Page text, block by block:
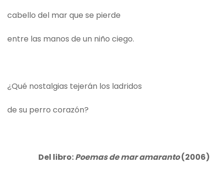
cabello del mar que se pierde
entre las manos de un niño ciego.
¿Qué nostalgias tejerán los ladridos
de su perro corazón?
Del libro:Poemas de mar amaranto(2006)